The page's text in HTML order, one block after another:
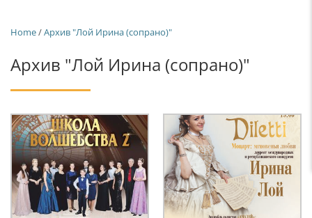
Home/Архив "Лой Ирина (сопрано)"
Архив "Лой Ирина (сопрано)"